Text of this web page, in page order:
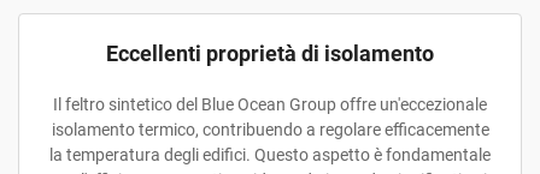
Eccellenti proprietà di isolamento
Il feltro sintetico del Blue Ocean Group offre un'eccezionale
isolamento termico, contribuendo a regolare efficacemente
la temperatura degli edifici. Questo aspetto è fondamentale